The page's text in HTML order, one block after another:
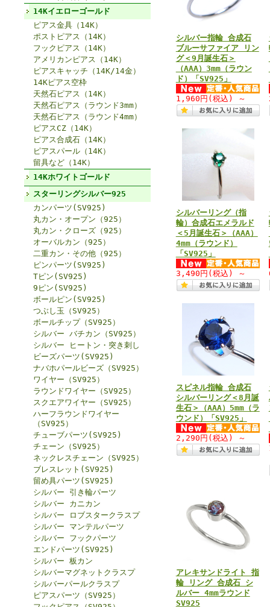
14Kイエローゴールド
ピアス金具（14K）
ポストピアス（14K）
フックピアス（14K）
アメリカンピアス（14K）
ピアスキャッチ（14K/14金）
14Kピアス空枠
天然石ピアス（14K）
天然石ピアス（ラウンド3mm）
天然石ピアス（ラウンド4mm）
ピアスCZ（14K）
ピアス合成石（14K）
ピアスパール（14K）
留具など（14K）
14Kホワイトゴールド
スターリングシルバー925
カンパーツ(SV925)
丸カン・オープン（925）
丸カン・クローズ（925）
オーバルカン（925）
二重カン・その他（925）
ピンパーツ(SV925)
Tピン(SV925)
9ピン(SV925)
ボールピン(SV925)
つぶし玉（SV925）
ボールチップ（SV925）
シルバー バチカン（SV925）
シルバー ヒートン・突き刺し
ビーズパーツ(SV925)
ナバホパールビーズ（SV925）
ワイヤー（SV925）
ラウンドワイヤー（SV925）
スクエアワイヤー（SV925）
ハーフラウンドワイヤー
（SV925）
チューブパーツ(SV925)
チェーン（SV925）
ネックレスチェーン（SV925）
ブレスレット(SV925)
留め具パーツ(SV925)
シルバー 引き輪パーツ
シルバー カニカン
シルバー ロブスタークラスプ
シルバー マンテルパーツ
シルバー フックパーツ
エンドパーツ(SV925)
シルバー 板カン
シルバーマグネットクラスプ
シルバーパールクラスプ
ピアスパーツ（SV925）
シルバー指輪 合成石
ブルーサファイア リン
グ＜9月誕生石＞
（AAA）3mm（ラウン
ド）「SV925」
1,960円 (税込) ～
シルバーリング（指
輪）合成石エメラルド
＜5月誕生石＞（AAA）
4mm（ラウンド）
「SV925」
3,490円 (税込) ～
スピネル指輪 合成石
シルバーリング＜8月誕
生石＞（AAA）5mm（ラ
ウンド）「SV925」
2,290円 (税込) ～
アレキサンドライト 指
輪 リング 合成石 シ
ルバー 4mmラウンド
SV925